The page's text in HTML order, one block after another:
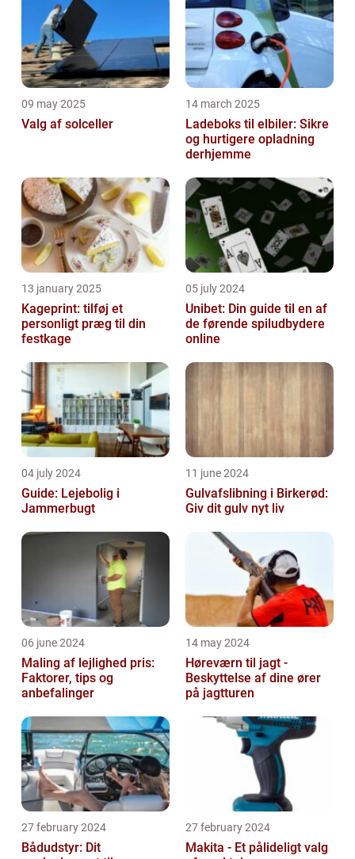
09 may 2025
Valg af solceller
14 march 2025
Ladeboks til elbiler: Sikre
og hurtigere opladning
derhjemme
13 january 2025
Kageprint: tilføj et
personligt præg til din
festkage
05 july 2024
Unibet: Din guide til en af
de førende spiludbydere
online
04 july 2024
Guide: Lejebolig i
Jammerbugt
11 june 2024
Gulvafslibning i Birkerød:
Giv dit gulv nyt liv
06 june 2024
Maling af lejlighed pris:
Faktorer, tips og
anbefalinger
14 may 2024
Høreværn til jagt -
Beskyttelse af dine ører
på jagtturen
27 february 2024
Bådudstyr: Dit
27 february 2024
Makita - Et pålideligt valg